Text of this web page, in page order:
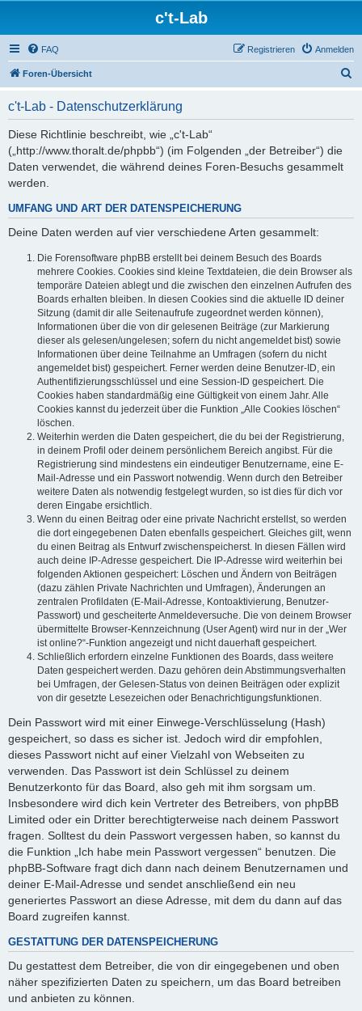
c't-Lab
FAQ Anmelden
Registrieren
Foren-Übersicht
c't-Lab - Datenschutzerklärung
Diese Richtlinie beschreibt, wie „c't-Lab“
(„http://www.thoralt.de/phpbb“) (im Folgenden „der Betreiber“) die
Daten verwendet, die während deines Foren-Besuchs gesammelt
werden.
UMFANG UND ART DER DATENSPEICHERUNG
Deine Daten werden auf vier verschiedene Arten gesammelt:
Die Forensoftware phpBB erstellt bei deinem Besuch des Boards
mehrere Cookies. Cookies sind kleine Textdateien, die dein Browser als
temporäre Dateien ablegt und die zwischen den einzelnen Aufrufen des
Boards erhalten bleiben. In diesen Cookies sind die aktuelle ID deiner
Sitzung (damit dir alle Seitenaufrufe zugeordnet werden können),
Informationen über die von dir gelesenen Beiträge (zur Markierung
dieser als gelesen/ungelesen; sofern du nicht angemeldet bist) sowie
Informationen über deine Teilnahme an Umfragen (sofern du nicht
angemeldet bist) gespeichert. Ferner werden deine Benutzer-ID, ein
Authentifizierungsschlüssel und eine Session-ID gespeichert. Die
Cookies haben standardmäßig eine Gültigkeit von einem Jahr. Alle
Cookies kannst du jederzeit über die Funktion „Alle Cookies löschen“
löschen.
Weiterhin werden die Daten gespeichert, die du bei der Registrierung,
in deinem Profil oder deinem persönlichem Bereich angibst. Für die
Registrierung sind mindestens ein eindeutiger Benutzername, eine E-
Mail-Adresse und ein Passwort notwendig. Wenn durch den Betreiber
weitere Daten als notwendig festgelegt wurden, so ist dies für dich vor
deren Eingabe ersichtlich.
Wenn du einen Beitrag oder eine private Nachricht erstellst, so werden
die dort eingegebenen Daten ebenfalls gespeichert. Gleiches gilt, wenn
du einen Beitrag als Entwurf zwischenspeicherst. In diesen Fällen wird
auch deine IP-Adresse gespeichert. Die IP-Adresse wird weiterhin bei
folgenden Aktionen gespeichert: Löschen und Ändern von Beiträgen
(dazu zählen Private Nachrichten und Umfragen), Änderungen an
zentralen Profildaten (E-Mail-Adresse, Kontoaktivierung, Benutzer-
Passwort) und gescheiterte Anmeldeversuche. Die von deinem Browser
übermittelte Browser-Kennzeichnung (User Agent) wird nur in der „Wer
ist online?“-Funktion angezeigt und nicht dauerhaft gespeichert.
Schließlich erfordern einzelne Funktionen des Boards, dass weitere
Daten gespeichert werden. Dazu gehören dein Abstimmungsverhalten
bei Umfragen, der Gelesen-Status von deinen Beiträgen oder explizit
von dir gesetzte Lesezeichen oder Benachrichtigungsfunktionen.
Dein Passwort wird mit einer Einwege-Verschlüsselung (Hash)
gespeichert, so dass es sicher ist. Jedoch wird dir empfohlen,
dieses Passwort nicht auf einer Vielzahl von Webseiten zu
verwenden. Das Passwort ist dein Schlüssel zu deinem
Benutzerkonto für das Board, also geh mit ihm sorgsam um.
Insbesondere wird dich kein Vertreter des Betreibers, von phpBB
Limited oder ein Dritter berechtigterweise nach deinem Passwort
fragen. Solltest du dein Passwort vergessen haben, so kannst du
die Funktion „Ich habe mein Passwort vergessen“ benutzen. Die
phpBB-Software fragt dich dann nach deinem Benutzernamen und
deiner E-Mail-Adresse und sendet anschließend ein neu
generiertes Passwort an diese Adresse, mit dem du dann auf das
Board zugreifen kannst.
GESTATTUNG DER DATENSPEICHERUNG
Du gestattest dem Betreiber, die von dir eingegebenen und oben
näher spezifizierten Daten zu speichern, um das Board betreiben
und anbieten zu können.